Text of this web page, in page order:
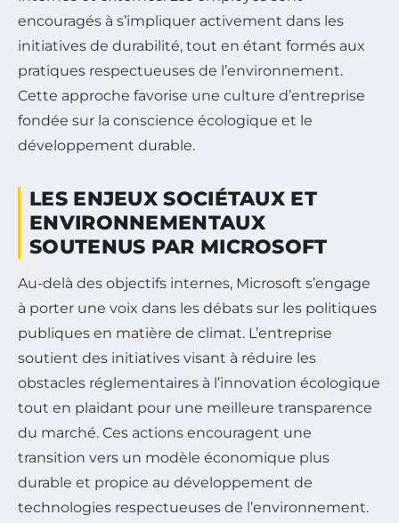
encouragés à s’impliquer activement dans les
initiatives de durabilité, tout en étant formés aux
pratiques respectueuses de l’environnement.
Cette approche favorise une culture d’entreprise
fondée sur la conscience écologique et le
développement durable.
LES ENJEUX SOCIÉTAUX ET
ENVIRONNEMENTAUX
SOUTENUS PAR MICROSOFT
Au-delà des objectifs internes, Microsoft s’engage
à porter une voix dans les débats sur les politiques
publiques en matière de climat. L’entreprise
soutient des initiatives visant à réduire les
obstacles réglementaires à l’innovation écologique
tout en plaidant pour une meilleure transparence
du marché. Ces actions encouragent une
transition vers un modèle économique plus
durable et propice au développement de
technologies respectueuses de l’environnement.